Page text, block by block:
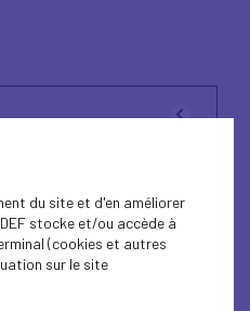
du site et d'en améliorer
stocke et/ou accède à
(cookies et autres
sur le site